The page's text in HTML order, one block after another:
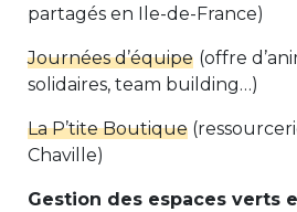
partagés en Ile-de-France)
Journées d’équipe (offre
solidaires, team building…)
La P’tite Boutique
Chaville)
Gestion des espaces verts